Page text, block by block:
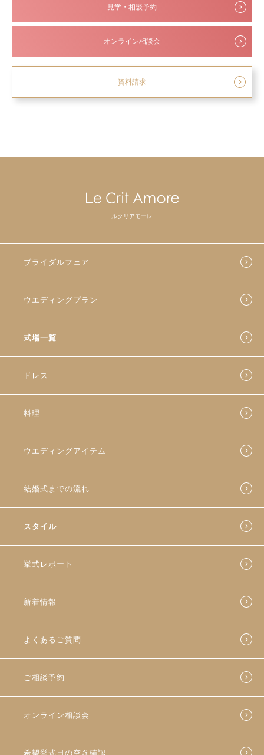
見学・相談予約
オンライン相談会
資料請求
ルクリアモーレ
ブライダルフェア
ウエディングプラン
式場一覧
ドレス
料理
ウエディングアイテム
結婚式までの流れ
スタイル
挙式レポート
新着情報
よくあるご質問
ご相談予約
オンライン相談会
希望挙式日の空き確認